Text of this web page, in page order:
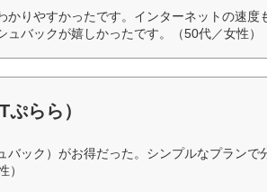
かりやすかったです。インターネットの速度
ュバックが嬉しかったです。（50代／女性）
らら）
バック）がお得だった。シンプルなプランで
）